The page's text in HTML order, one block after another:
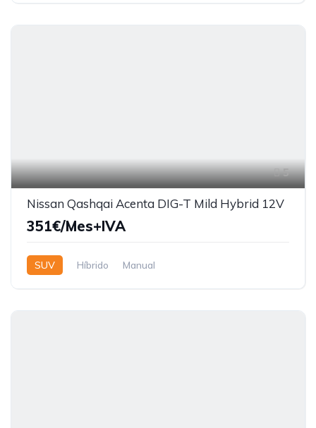
5
Nissan Qashqai Acenta DIG-T Mild Hybrid 12V
351€/Mes+IVA
SUV Híbrido Manual